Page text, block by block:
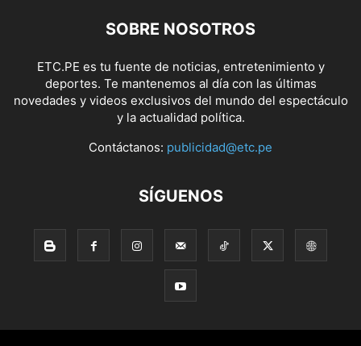
SOBRE NOSOTROS
ETC.PE es tu fuente de noticias, entretenimiento y
deportes. Te mantenemos al día con las últimas
novedades y videos exclusivos del mundo del espectáculo
y la actualidad política.
Contáctanos: publicidad@etc.pe
SÍGUENOS